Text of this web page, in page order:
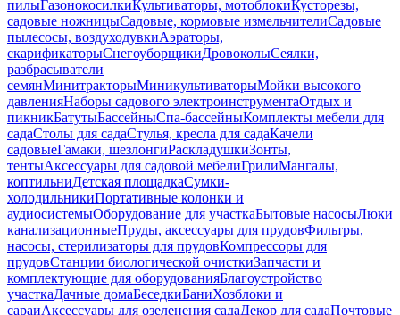
пилыГазонокосилкиКультиваторы, мотоблокиКусторезы,
садовые ножницыСадовые, кормовые измельчителиСадовые
пылесосы, воздуходувкиАэраторы,
скарификаторыСнегоуборщикиДровоколыСеялки,
разбрасыватели
семянМинитракторыМиникультиваторыМойки высокого
давленияНаборы садового электроинструментаОтдых и
пикникБатутыБассейныСпа-бассейныКомплекты мебели для
садаСтолы для садаСтулья, кресла для садаКачели
садовыеГамаки, шезлонгиРаскладушкиЗонты,
тентыАксессуары для садовой мебелиГрилиМангалы,
коптильниДетская площадкаСумки-
холодильникиПортативные колонки и
аудиосистемыОборудование для участкаБытовые насосыЛюки
канализационныеПруды, аксессуары для прудовФильтры,
насосы, стерилизаторы для прудовКомпрессоры для
прудовСтанции биологической очисткиЗапчасти и
комплектующие для оборудованияБлагоустройство
участкаДачные домаБеседкиБаниХозблоки и
сараиАксессуары для озеленения садаДекор для садаПочтовые